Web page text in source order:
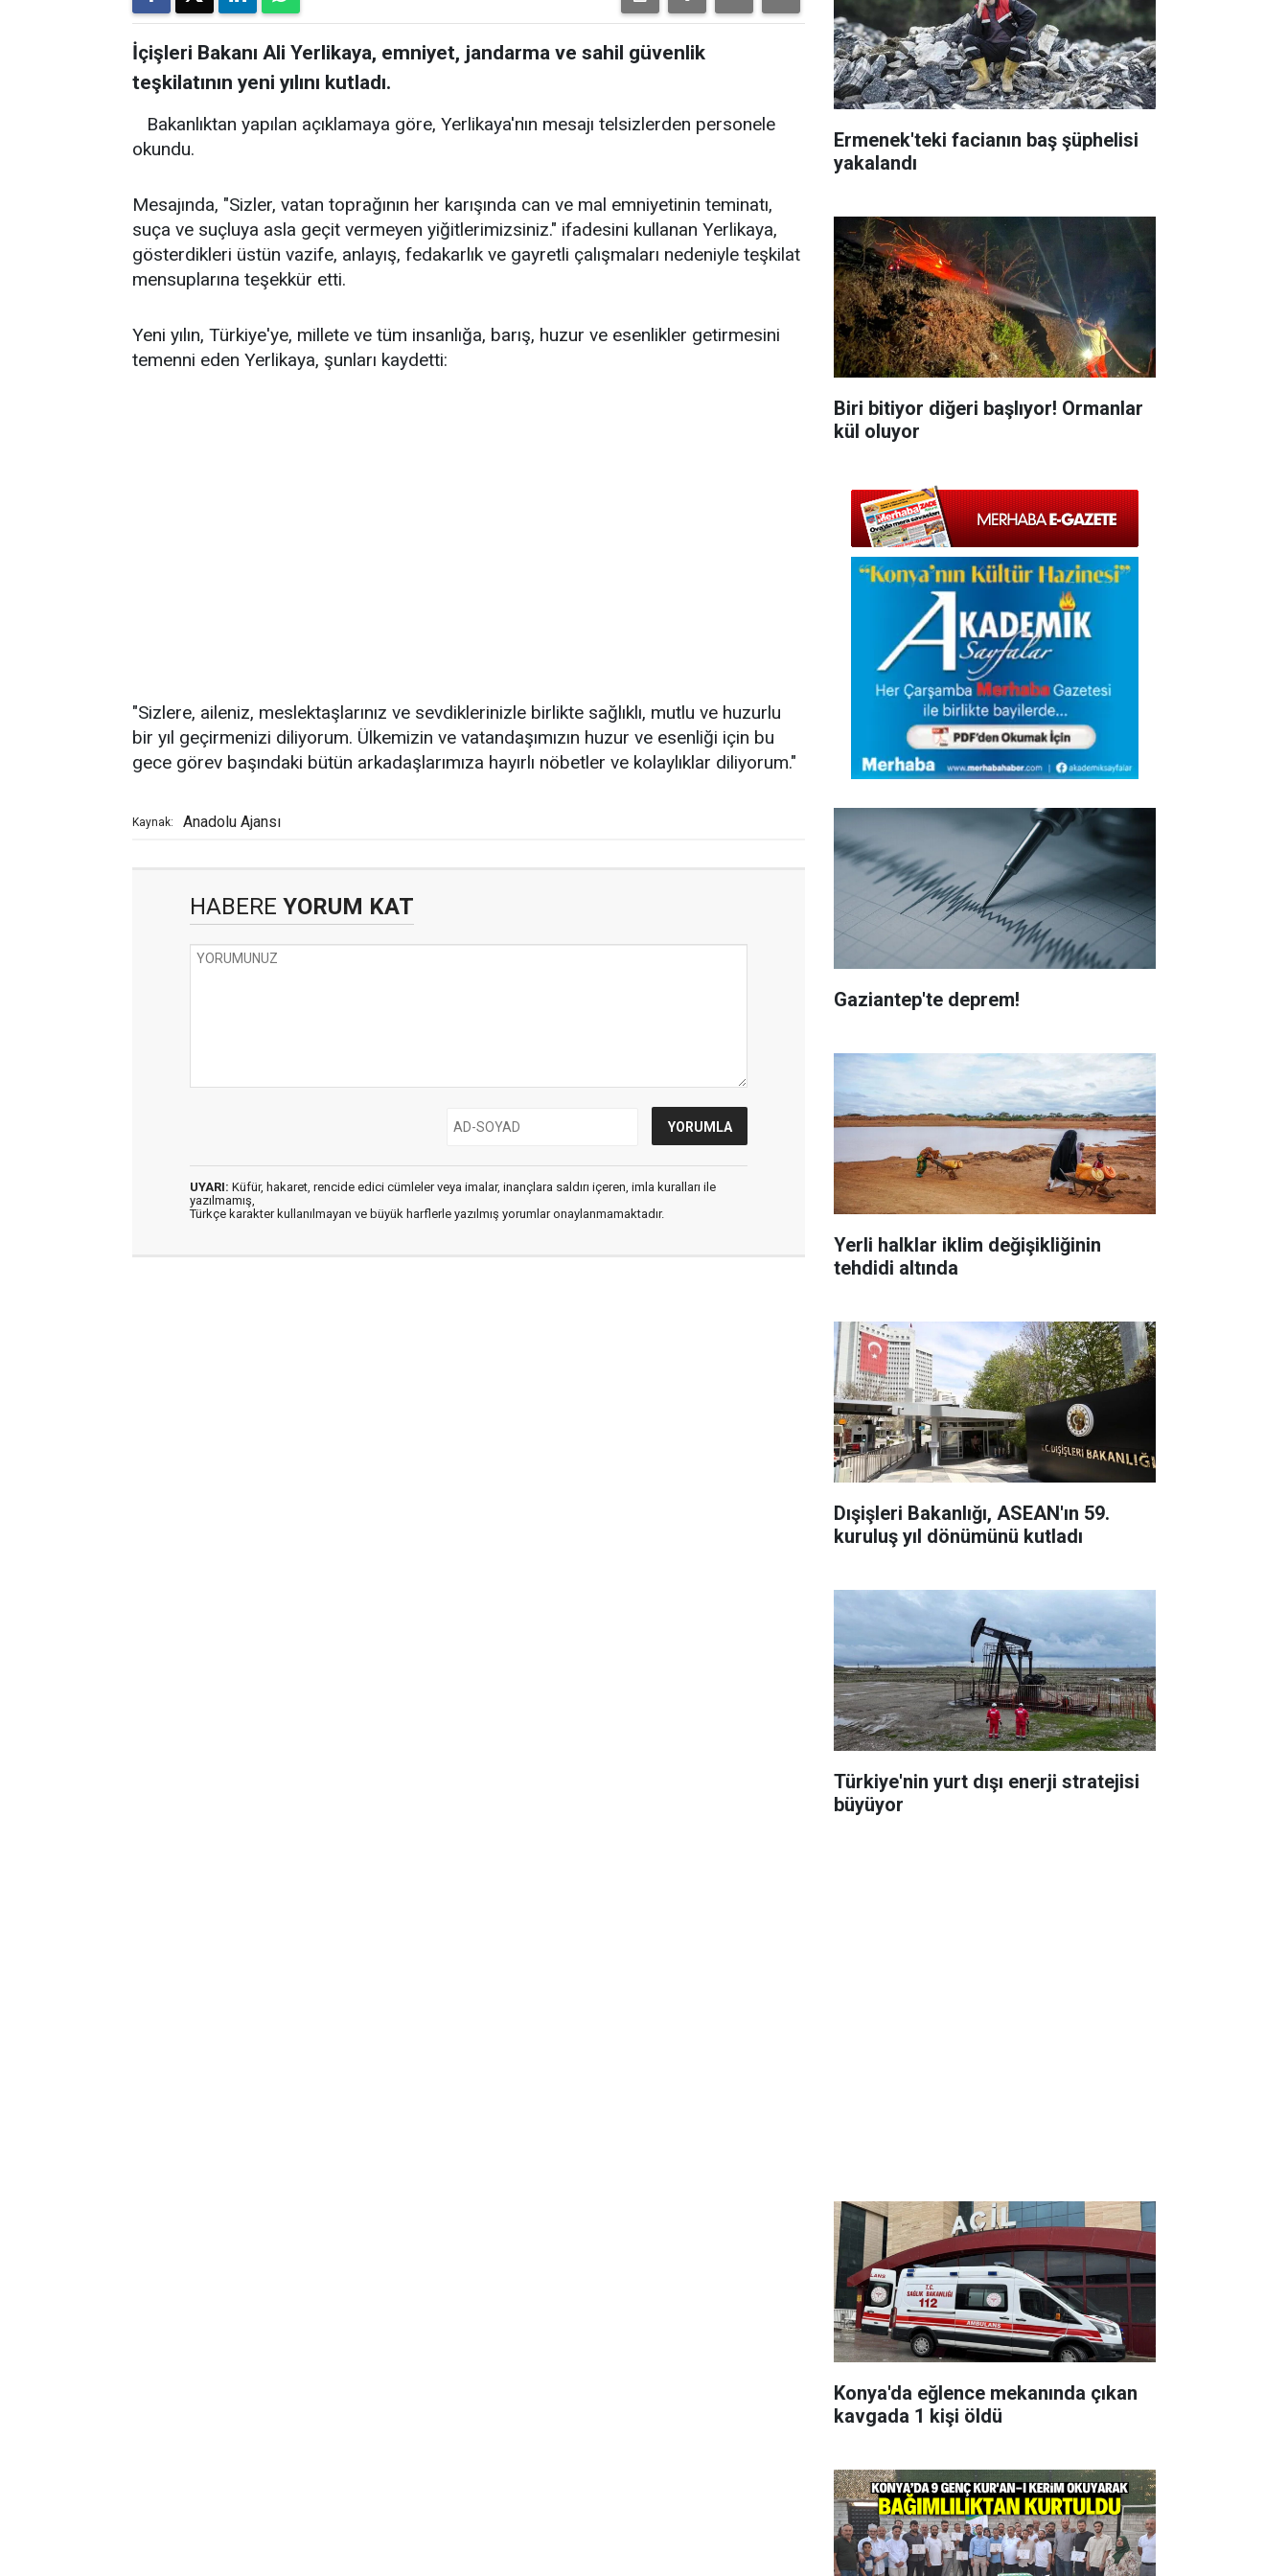
İçişleri Bakanı Ali Yerlikaya, emniyet, jandarma ve sahil güvenlik
teşkilatının yeni yılını kutladı.
Bakanlıktan yapılan açıklamaya göre, Yerlikaya'nın mesajı telsizlerden personele
okundu.
Mesajında, "Sizler, vatan toprağının her karışında can ve mal emniyetinin teminatı,
suça ve suçluya asla geçit vermeyen yiğitlerimizsiniz." ifadesini kullanan Yerlikaya,
gösterdikleri üstün vazife, anlayış, fedakarlık ve gayretli çalışmaları nedeniyle teşkilat
mensuplarına teşekkür etti.
Yeni yılın, Türkiye'ye, millete ve tüm insanlığa, barış, huzur ve esenlikler getirmesini
temenni eden Yerlikaya, şunları kaydetti:
"Sizlere, aileniz, meslektaşlarınız ve sevdiklerinizle birlikte sağlıklı, mutlu ve huzurlu
bir yıl geçirmenizi diliyorum. Ülkemizin ve vatandaşımızın huzur ve esenliği için bu
gece görev başındaki bütün arkadaşlarımıza hayırlı nöbetler ve kolaylıklar diliyorum."
Kaynak: Anadolu Ajansı
HABERE YORUM KAT
UYARI: Küfür, hakaret, rencide edici cümleler veya imalar, inançlara saldırı içeren, imla kuralları ile
yazılmamış,
Türkçe karakter kullanılmayan ve büyük harflerle yazılmış yorumlar onaylanmamaktadır.
Ermenek'teki facianın baş şüphelisi
yakalandı
Biri bitiyor diğeri başlıyor! Ormanlar
kül oluyor
Gaziantep'te deprem!
Yerli halklar iklim değişikliğinin
tehdidi altında
Dışişleri Bakanlığı, ASEAN'ın 59.
kuruluş yıl dönümünü kutladı
Türkiye'nin yurt dışı enerji stratejisi
büyüyor
Konya'da eğlence mekanında çıkan
kavgada 1 kişi öldü